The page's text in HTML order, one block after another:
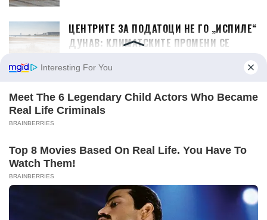
ЦЕНТРИТЕ ЗА ПОДАТОЦИ НЕ ГО „ИСПИЛЕ“
ДУНАВ: КЛИМАТСКИТЕ ПРОМЕНИ СЕ
ЕКОНОМИЈА
ВО СКОПЈЕ И ОХРИД, ЈУЛИ НАЈУСПЕШЕН
ДОСЕГА
САД Ѝ ОДОБРИЈА НА АЛБАНИЈА ЗАЕМ ОД